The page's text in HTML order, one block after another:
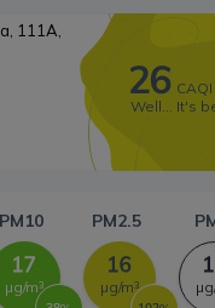
wiatrowa
magazynowania energii
danych
przysługuje Ci:
do swoich danych oraz
(poprawiania)
danych;